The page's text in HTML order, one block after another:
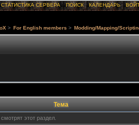
СТАТИСТИКА СЕРВЕРА ПОИСК КАЛЕНДАРЬ
> For English members > Modding/Mapping/
Тема
этот раздел.